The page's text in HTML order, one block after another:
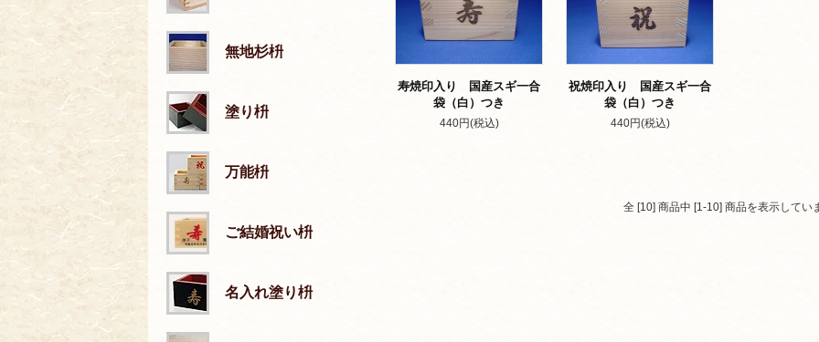
寿焼印入り 国産スギ一合
袋（白）つき
440円(税込)
祝焼印入り 国産スギ一合
袋（白）つき
440円(税込)
全 [10] 商品中 [1-10] 商品を表示してい
無地杉枡
塗り枡
万能枡
ご結婚祝い枡
名入れ塗り枡